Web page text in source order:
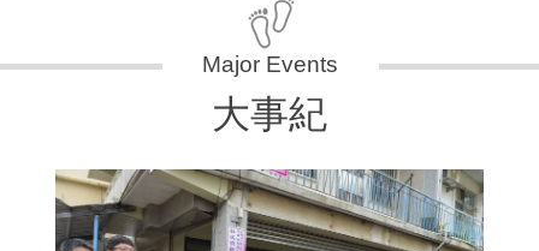
大事紀